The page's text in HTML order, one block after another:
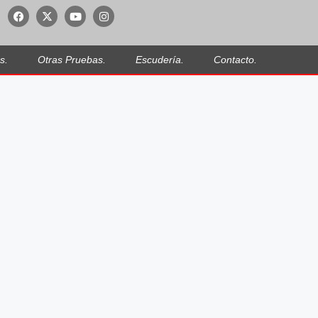
Otras Pruebas. Escudería. Contacto.